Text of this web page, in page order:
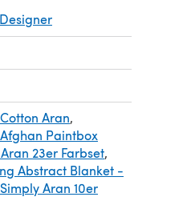
Aran,
Paintbox
23er Farbset,
Abstract Blanket -
Aran 10er